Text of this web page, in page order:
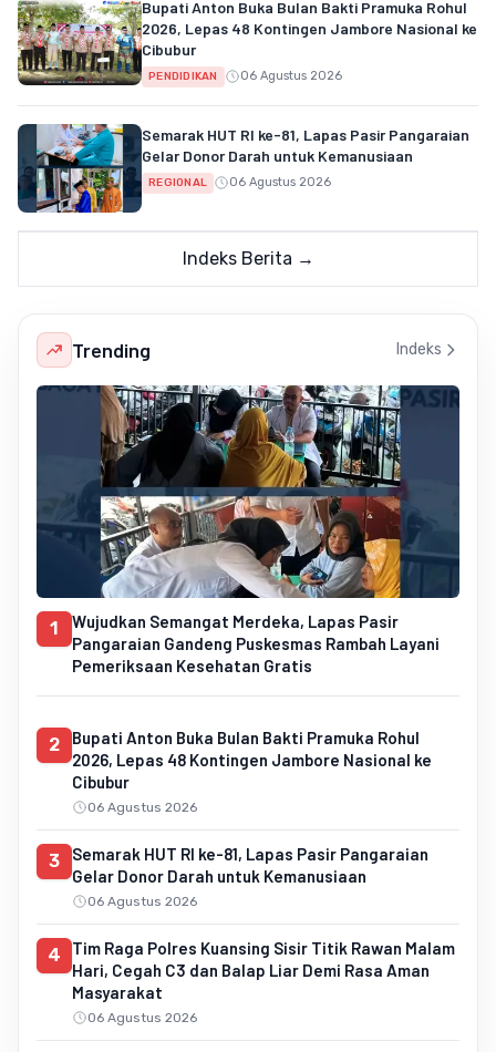
Bupati Anton Buka Bulan Bakti Pramuka Rohul
2026, Lepas 48 Kontingen Jambore Nasional ke
Cibubur
PENDIDIKAN 06 Agustus 2026
Semarak HUT RI ke-81, Lapas Pasir Pangaraian
Gelar Donor Darah untuk Kemanusiaan
REGIONAL 06 Agustus 2026
Indeks Berita →
Trending Indeks
1
Wujudkan Semangat Merdeka, Lapas Pasir
Pangaraian Gandeng Puskesmas Rambah Layani
Pemeriksaan Kesehatan Gratis
2
Bupati Anton Buka Bulan Bakti Pramuka Rohul
2026, Lepas 48 Kontingen Jambore Nasional ke
Cibubur
06 Agustus 2026
3
Semarak HUT RI ke-81, Lapas Pasir Pangaraian
Gelar Donor Darah untuk Kemanusiaan
06 Agustus 2026
4
Tim Raga Polres Kuansing Sisir Titik Rawan Malam
Hari, Cegah C3 dan Balap Liar Demi Rasa Aman
Masyarakat
06 Agustus 2026